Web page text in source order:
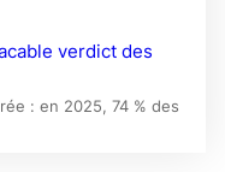
verdict des
: en 2025, 74 % des